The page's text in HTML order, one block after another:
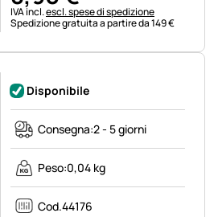
Informazioni fiscali:
IVA incl.escl. spese di spedizione
Spedizione gratuita a partire da 149 €
Disponibile
Consegna:2 - 5 giorni
Peso:0,04 kg
Cod.44176